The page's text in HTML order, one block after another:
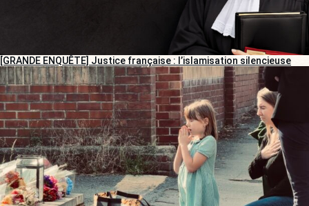
[GRANDE ENQUÊTE] Justice française : l’islamisation silencieuse